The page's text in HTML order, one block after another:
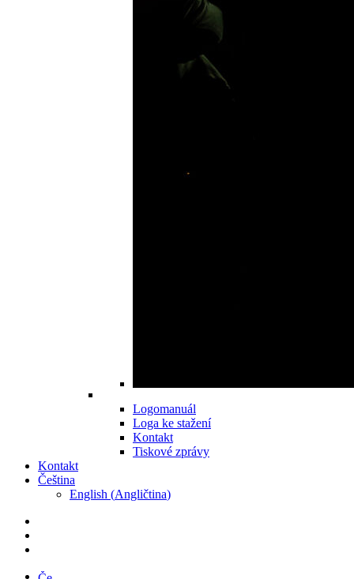
Logomanuál
Loga ke stažení
Kontakt
Tiskové zprávy
Kontakt
Čeština
English (Angličtina)